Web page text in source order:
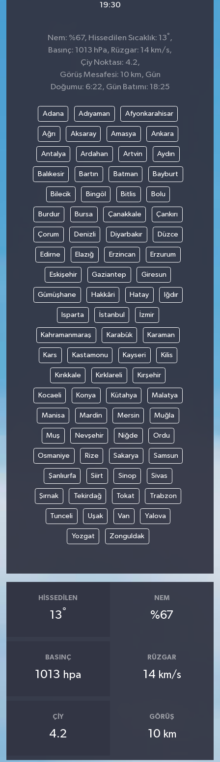
19:30
Nem: %67, Hissedilen Sıcaklık: 13° ,
Basınç: 1013 hPa, Rüzgar: 14 km/s,
Çiy Noktası: 4.2,
Görüş Mesafesi: 10 km, Gün
Doğumu: 6:22, Gün Batımı: 18:25
Adana Adıyaman Afyonkarahisar
Ağrı Aksaray Amasya Ankara
Antalya Ardahan Artvin Aydın
Balıkesir Bartın Batman Bayburt
Bilecik Bingöl Bitlis Bolu
Burdur Bursa Çanakkale Çankırı
Çorum Denizli Diyarbakır Düzce
Edirne Elazığ Erzincan Erzurum
Eskişehir Gaziantep Giresun
Gümüşhane Hakkâri Hatay Iğdır
Isparta İstanbul İzmir
Kahramanmaraş Karabük Karaman
Kars Kastamonu Kayseri Kilis
Kırıkkale Kırklareli Kırşehir
Kocaeli Konya Kütahya Malatya
Manisa Mardin Mersin Muğla
Muş Nevşehir Niğde Ordu
Osmaniye Rize Sakarya Samsun
Şanlıurfa Siirt Sinop Sivas
Şırnak Tekirdağ Tokat Trabzon
Tunceli Uşak Van Yalova
Yozgat Zonguldak
HISSEDILEN
13°
NEM
%67
BASINÇ
1013 hpa
RÜZGAR
14 km/s
ÇIY
4.2
GÖRÜŞ
10 km